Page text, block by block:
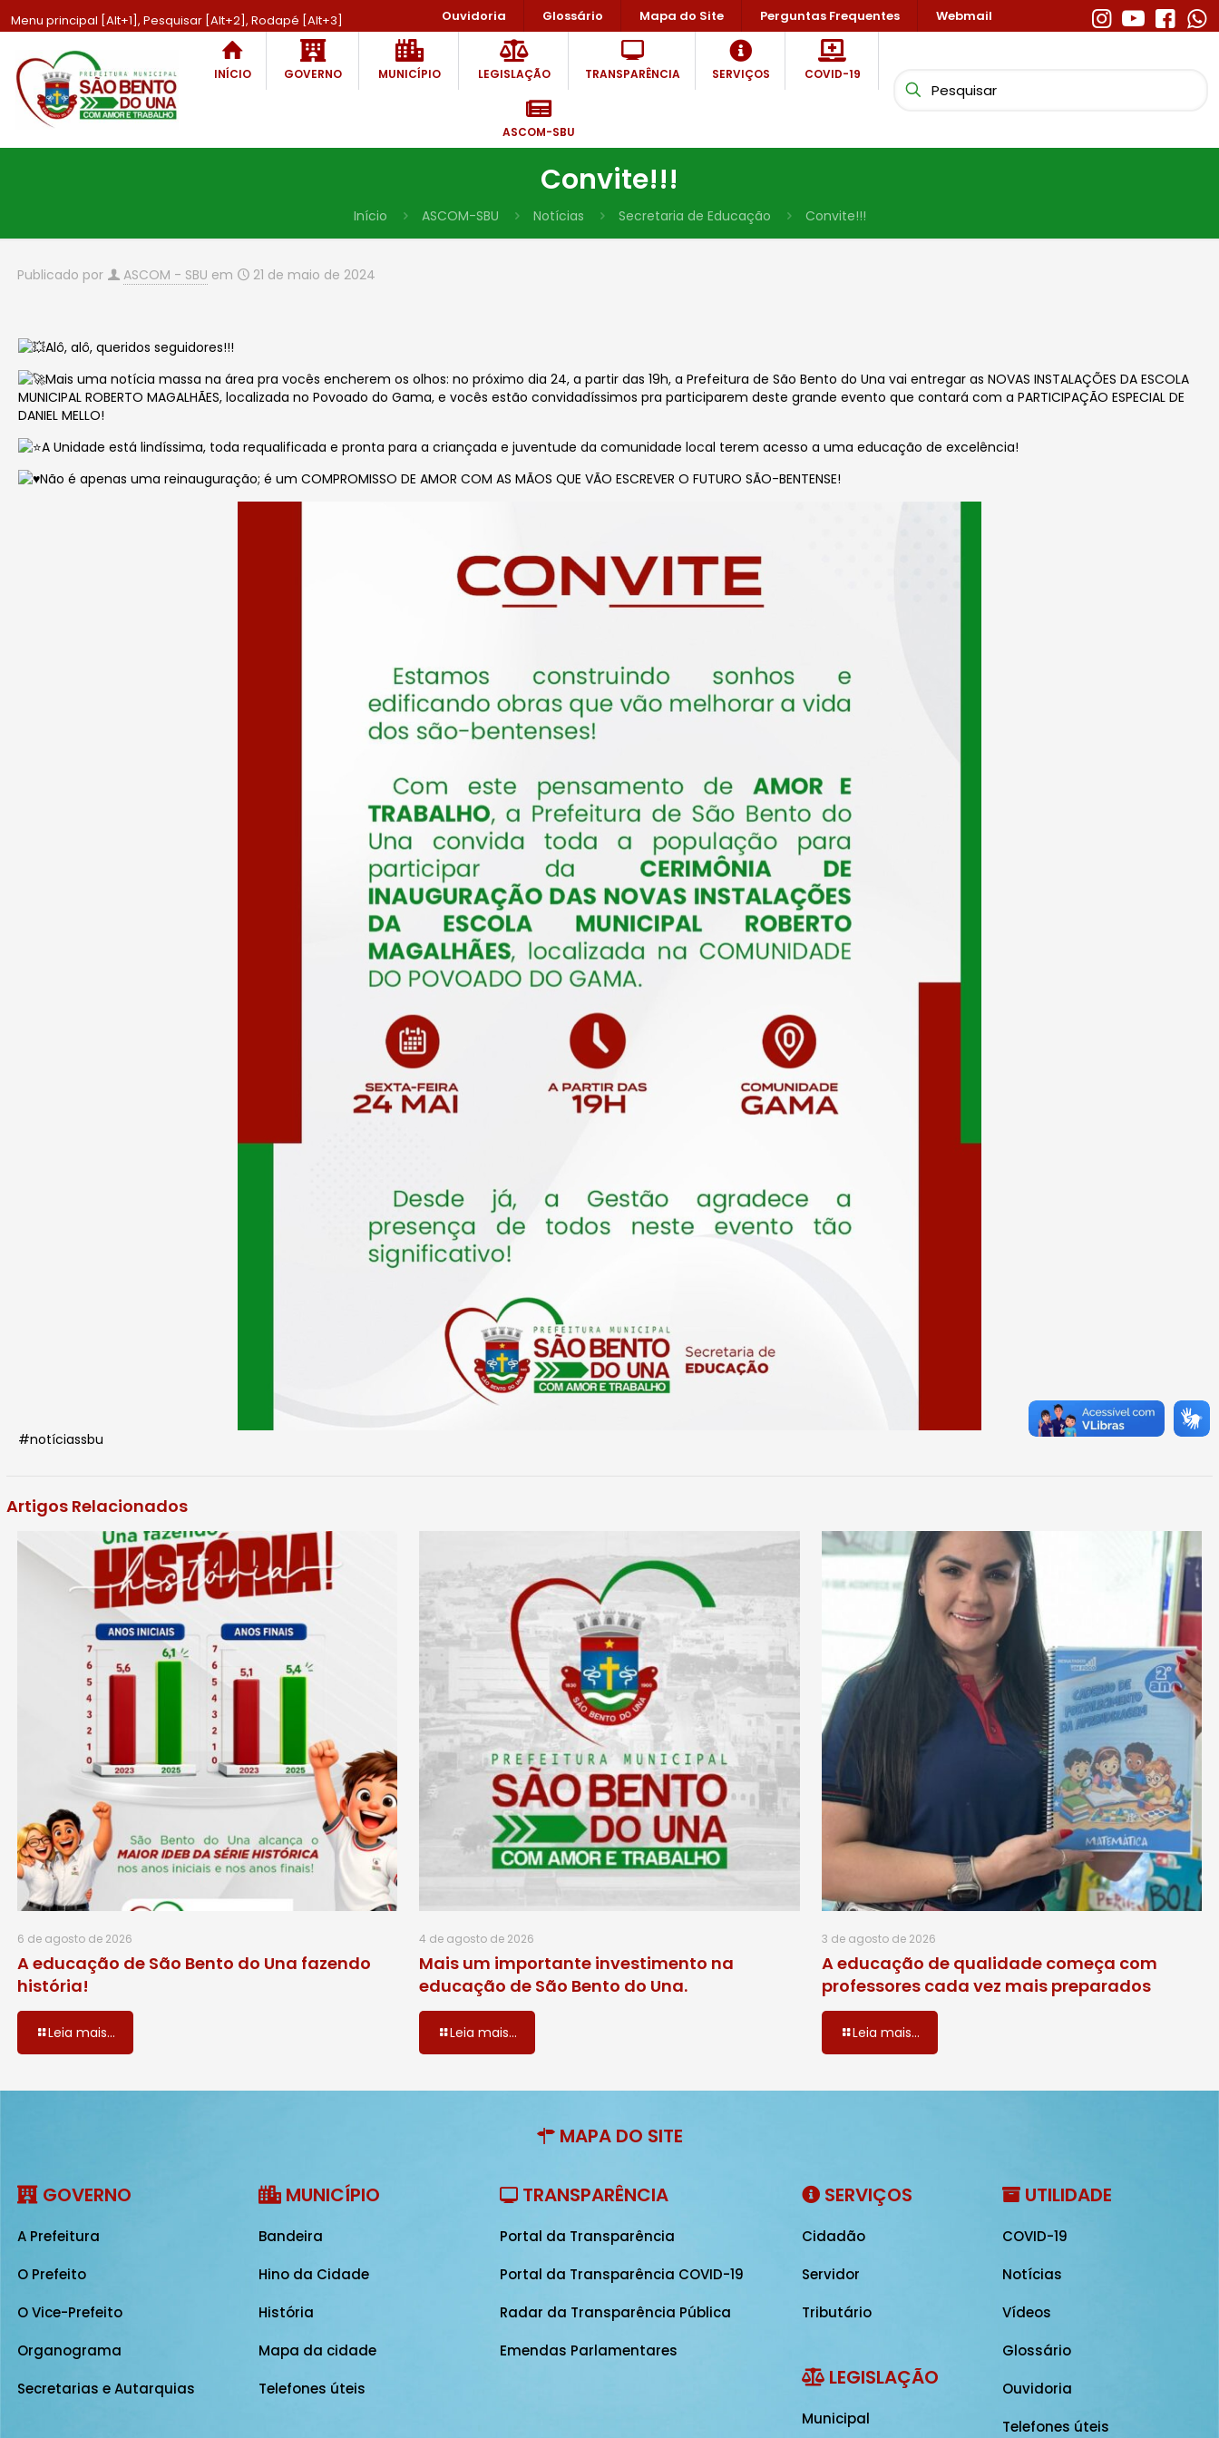
Menu principal [Alt+1], Pesquisar [Alt+2], Rodapé [Alt+3] Ouvidoria Glossário Mapa do Site Perguntas Frequentes Webmail
INÍCIO GOVERNO MUNICÍPIO LEGISLAÇÃO TRANSPARÊNCIA SERVIÇOS COVID-19
ASCOM-SBU
Convite!!!
Início ASCOM-SBU Notícias Secretaria de Educação Convite!!!
Publicado por ASCOM - SBU em 21 de maio de 2024
Alô, alô, queridos seguidores!!!
Mais uma notícia massa na área pra vocês encherem os olhos: no próximo dia 24, a partir das 19h, a Prefeitura de São Bento do Una vai entregar as NOVAS INSTALAÇÕES DA ESCOLA
MUNICIPAL ROBERTO MAGALHÃES, localizada no Povoado do Gama, e vocês estão convidadíssimos pra participarem deste grande evento que contará com a PARTICIPAÇÃO ESPECIAL DE
DANIEL MELLO!
A Unidade está lindíssima, toda requalificada e pronta para a criançada e juventudeda comunidade local terem acesso a uma educação de excelência!
Não é apenas uma reinauguração; é um COMPROMISSO DE AMOR COM AS MÃOS QUE VÃO ESCREVER O FUTURO SÃO-BENTENSE!
#notíciassbu
Artigos Relacionados
6 de agosto de 2026
A educação de São Bento do Una fazendo
história!
Leia mais...
4 de agosto de 2026
Mais um importante investimento na
educação de São Bento do Una.
Leia mais...
3 de agosto de 2026
A educação de qualidade começa com
professores cada vez mais preparados
Leia mais...
MAPA DO SITE
GOVERNO
A Prefeitura
O Prefeito
O Vice-Prefeito
Organograma
Secretarias e Autarquias
MUNICÍPIO
Bandeira
Hino da Cidade
História
Mapa da cidade
Telefones úteis
TRANSPARÊNCIA
Portal da Transparência
Portal da Transparência COVID-19
Radar da Transparência Pública
Emendas Parlamentares
SERVIÇOS
Cidadão
Servidor
Tributário
LEGISLAÇÃO
Municipal
UTILIDADE
COVID-19
Notícias
Vídeos
Glossário
Ouvidoria
Telefones úteis